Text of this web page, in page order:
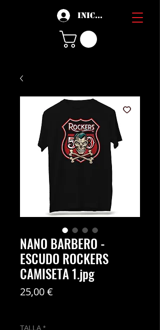
Iniciar sesión
NANO BARBERO -
ESCUDO ROCKERS
CAMISETA 1.jpg
25,00 €
TALLA *